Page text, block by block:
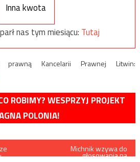
Inna kwota
nas tym miesiącu: Tutaj
prawną Kancelarii Prawnej Litwin:
ROBIMY? WESPRZYJ PROJEKT
POLONIA!
Michnik wzywa do
głosowania na